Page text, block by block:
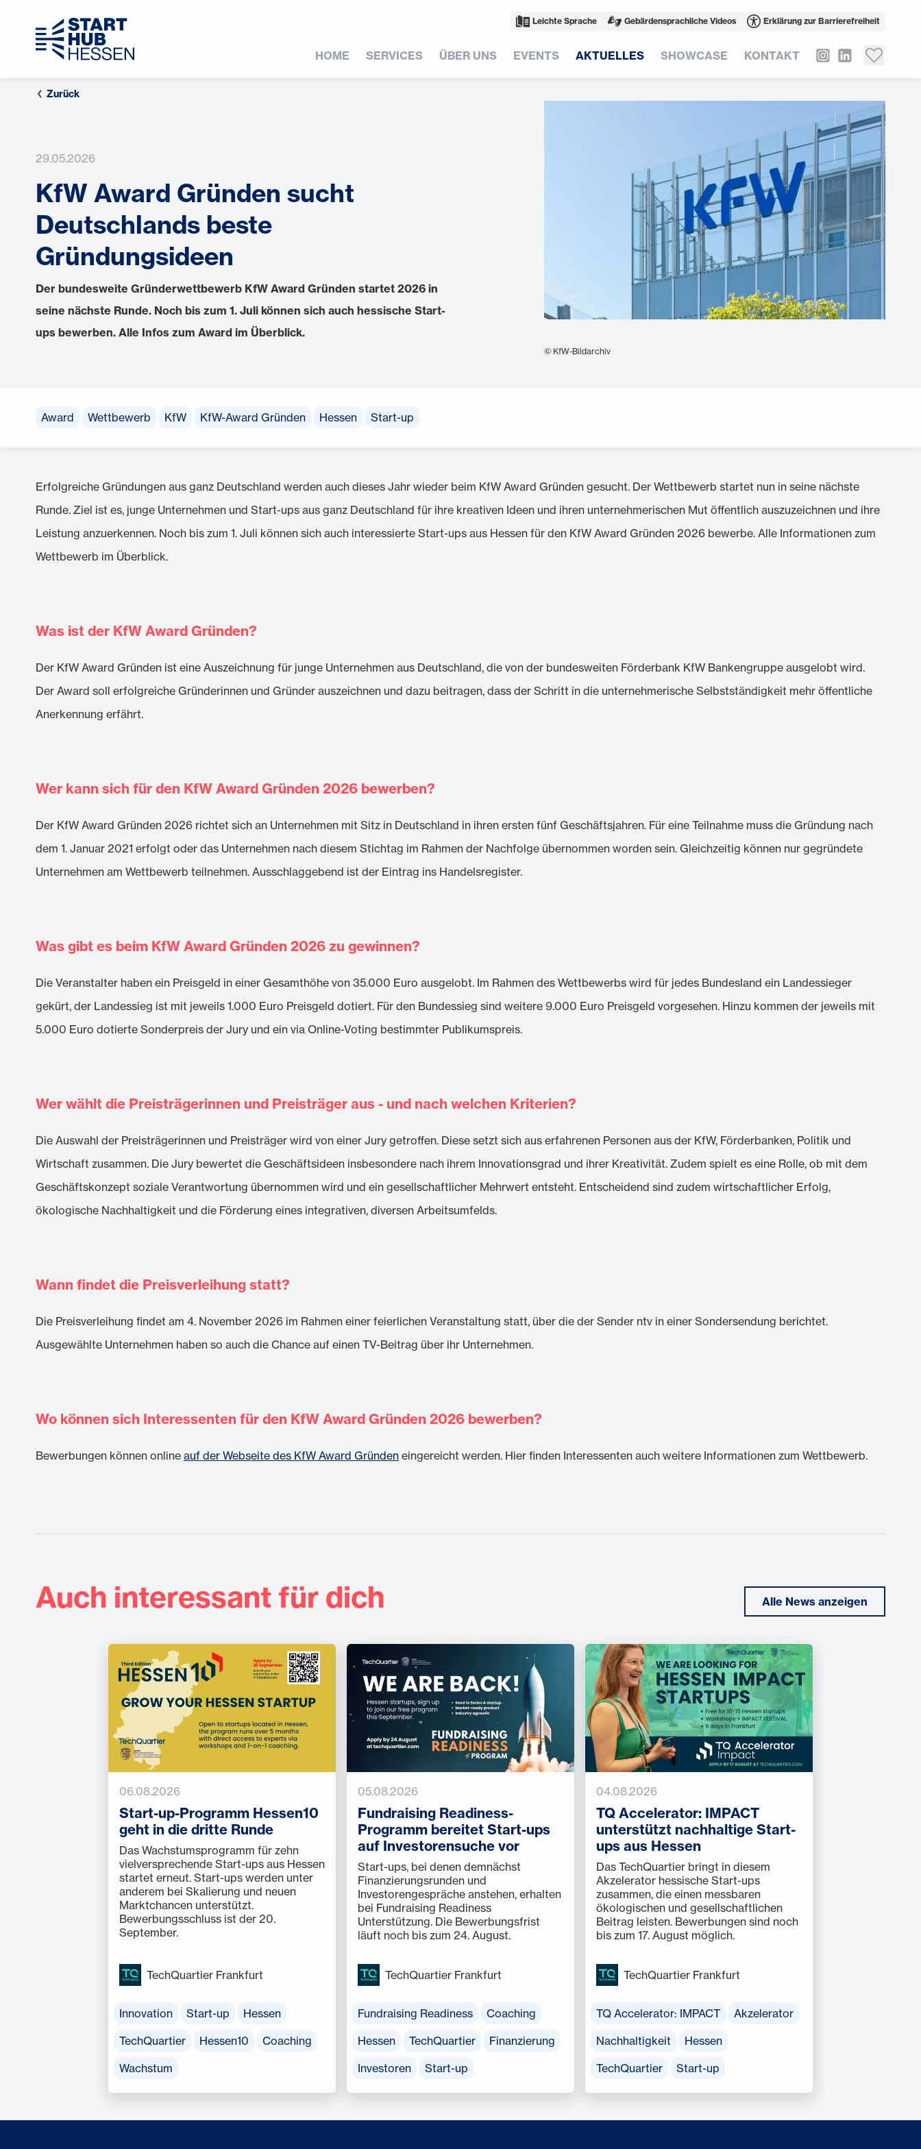
Leichte Sprache Gebärdensprachliche Videos Erklärung zur Barrierefreiheit
HOME SERVICES ÜBER UNS EVENTS AKTUELLES SHOWCASE KONTAKT
Zurück
29.05.2026
KfW Award Gründen sucht
Deutschlands beste
Gründungsideen
Der bundesweite Gründerwettbewerb KfW Award Gründen startet 2026 in
seine nächste Runde. Noch bis zum 1. Juli können sich auch hessische Start-
ups bewerben. Alle Infos zum Award im Überblick.
© KfW-Bildarchiv
Award Wettbewerb KfW KfW-Award Gründen Hessen Start-up
Erfolgreiche Gründungen aus ganz Deutschland werden auch dieses Jahr wieder beim KfW Award Gründen gesucht. Der Wettbewerb startet nun in seine nächste
Runde. Ziel ist es, junge Unternehmen und Start-ups aus ganz Deutschland für ihre kreativen Ideen und ihren unternehmerischen Mut öffentlich auszuzeichnen und ihre
Leistung anzuerkennen. Noch bis zum 1. Juli können sich auch interessierte Start-ups aus Hessen für den KfW Award Gründen 2026 bewerbe. Alle Informationen zum
Wettbewerb im Überblick.
Was ist der KfW Award Gründen?
Der KfW Award Gründen ist eine Auszeichnung für junge Unternehmen aus Deutschland, die von der bundesweiten Förderbank KfW Bankengruppe ausgelobt wird.
Der Award soll erfolgreiche Gründerinnen und Gründer auszeichnen und dazu beitragen, dass der Schritt in die unternehmerische Selbstständigkeit mehr öffentliche
Anerkennung erfährt.
Wer kann sich für den KfW Award Gründen 2026 bewerben?
Der KfW Award Gründen 2026 richtet sich an Unternehmen mit Sitz in Deutschland in ihren ersten fünf Geschäftsjahren. Für eine Teilnahme muss die Gründung nach
dem 1. Januar 2021 erfolgt oder das Unternehmen nach diesem Stichtag im Rahmen der Nachfolge übernommen worden sein. Gleichzeitig können nur gegründete
Unternehmen am Wettbewerb teilnehmen. Ausschlaggebend ist der Eintrag ins Handelsregister.
Was gibt es beim KfW Award Gründen 2026 zu gewinnen?
Die Veranstalter haben ein Preisgeld in einer Gesamthöhe von 35.000 Euro ausgelobt. Im Rahmen des Wettbewerbs wird für jedes Bundesland ein Landessieger
gekürt, der Landessieg ist mit jeweils 1.000 Euro Preisgeld dotiert. Für den Bundessieg sind weitere 9.000 Euro Preisgeld vorgesehen. Hinzu kommen der jeweils mit
5.000 Euro dotierte Sonderpreis der Jury und ein via Online-Voting bestimmter Publikumspreis.
Wer wählt die Preisträgerinnen und Preisträger aus - und nach welchen Kriterien?
Die Auswahl der Preisträgerinnen und Preisträger wird von einer Jury getroffen. Diese setzt sich aus erfahrenen Personen aus der KfW, Förderbanken, Politik und
Wirtschaft zusammen. Die Jury bewertet die Geschäftsideen insbesondere nach ihrem Innovationsgrad und ihrer Kreativität. Zudem spielt es eine Rolle, ob mit dem
Geschäftskonzept soziale Verantwortung übernommen wird und ein gesellschaftlicher Mehrwert entsteht. Entscheidend sind zudem wirtschaftlicher Erfolg,
ökologische Nachhaltigkeit und die Förderung eines integrativen, diversen Arbeitsumfelds.
Wann findet die Preisverleihung statt?
Die Preisverleihung findet am 4. November 2026 im Rahmen einer feierlichen Veranstaltung statt, über die der Sender ntv in einer Sondersendung berichtet.
Ausgewählte Unternehmen haben so auch die Chance auf einen TV-Beitrag über ihr Unternehmen.
Wo können sich Interessenten für den KfW Award Gründen 2026 bewerben?
Bewerbungen können online auf der Webseite des KfW Award Gründen eingereicht werden. Hier finden Interessenten auch weitere Informationen zum Wettbewerb.
Auch interessant für dich Alle News anzeigen
06.08.2026
Start-up-Programm Hessen10
geht in die dritte Runde
Das Wachstumsprogramm für zehn
vielversprechende Start-ups aus Hessen
startet erneut. Start-ups werden unter
anderem bei Skalierung und neuen
Marktchancen unterstützt.
Bewerbungsschluss ist der 20.
September.
TechQuartier Frankfurt
Innovation Start-up
Hessen
TechQuartier
Hessen10
Coaching
Wachstum
05.08.2026
Fundraising Readiness-
Programm bereitet Start-ups
auf Investorensuche vor
Start-ups, bei denen demnächst
Finanzierungsrunden und
Investorengespräche anstehen, erhalten
bei Fundraising Readiness
Unterstützung. Die Bewerbungsfrist
läuft noch bis zum 24. August.
TechQuartier Frankfurt
Fundraising Readiness
Coaching
Hessen
TechQuartier
Finanzierung
Investoren
Start-up
04.08.2026
TQ Accelerator: IMPACT
unterstützt nachhaltige Start-
ups aus Hessen
Das TechQuartier bringt in diesem
Akzelerator hessische Start-ups
zusammen, die einen messbaren
ökologischen und gesellschaftlichen
Beitrag leisten. Bewerbungen sind noch
bis zum 17. August möglich.
TechQuartier Frankfurt
TQ Accelerator: IMPACT
Akzelerator
Nachhaltigkeit
Hessen
TechQuartier
Start-up